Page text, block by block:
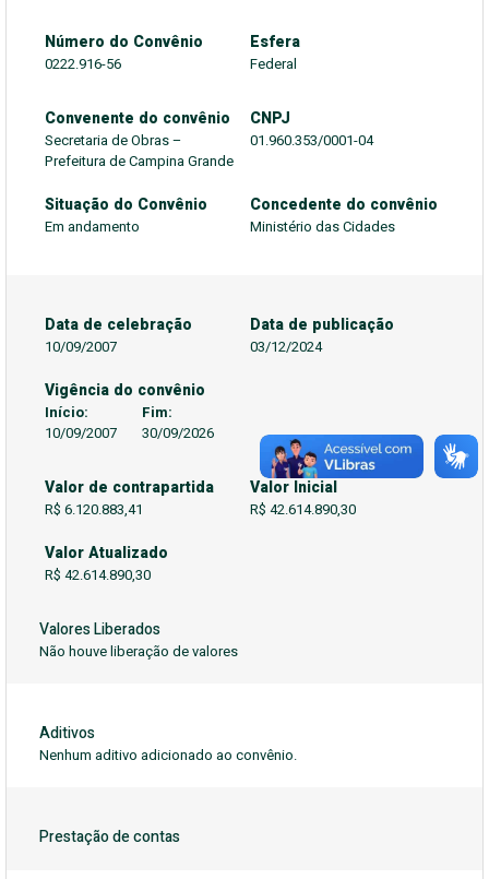
Número do Convênio
0222.916-56
Esfera
Federal
Convenente do convênio
Secretaria de Obras –
Prefeitura de Campina Grande
CNPJ
01.960.353/0001-04
Situação do Convênio
Em andamento
Concedente do convênio
Ministério das Cidades
Data de celebração
10/09/2007
Data de publicação
03/12/2024
Vigência do convênio
Início:
10/09/2007
Fim:
30/09/2026
Valor de contrapartida
R$ 6.120.883,41
Valor Inicial
R$ 42.614.890,30
Valor Atualizado
R$ 42.614.890,30
Valores Liberados
Não houve liberação de valores
Aditivos
Nenhum aditivo adicionado ao convênio.
Prestação de contas